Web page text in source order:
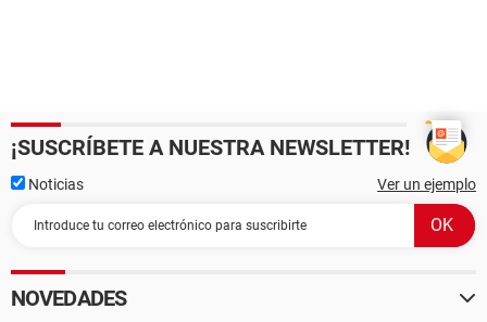
¡SUSCRÍBETE A NUESTRA NEWSLETTER!
Noticias Ver un ejemplo
NOVEDADES